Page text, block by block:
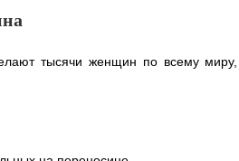
тысячи женщин по всему